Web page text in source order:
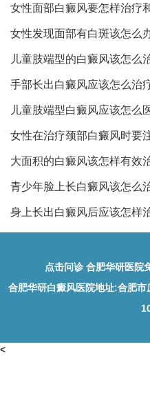
女性面部白癜风要怎样治疗
女性发现面部有白斑该怎么
儿童肢端型的白癜风该怎么
手部长出白癜风应该怎么治
儿童肢端型白癜风应该怎么
女性在治疗颈部白癜风时要
大面积的白癜风该怎样有效
青少年脸上长白癜风该怎么
身上长出白癜风后应该怎样
点击问诊合肥华研医院
合肥华研白癜风医院地址:合肥市
<